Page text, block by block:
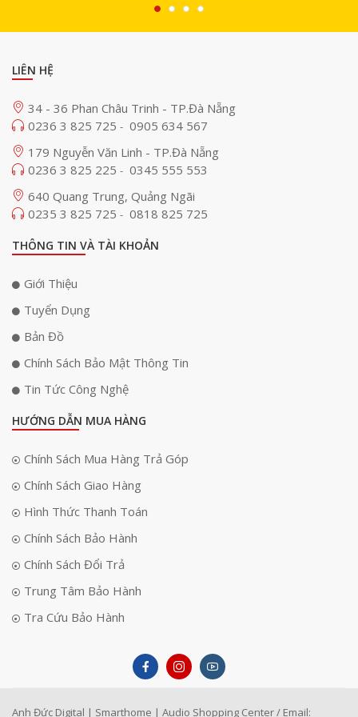
và ACLs
Bảo mật là yếu tố then chốt trong hệ thống mạng doanh nghiệp, và
Cisco C1200-24T-4G nổi bật nhờ tích hợp các tính năng bảo mật hàng
cho phép những người dùng được xác thực quyền truy cập. Tính năng
nghiệp cần đảm bảo rằng chỉ những người dùng được ủy quyền mới có
thể truy cập hệ thống.
(DoS),giúp bảo vệ mạng trước các mối đe dọa tấn công từ bên ngoài.
Điều này đảm bảo rằng mạng của bạn duy trì hoạt động ổn định và
quan trọng để quản lý các truy cập nhạy cảm và bảo vệ các tài nguyên
LIÊN HỆ
34 - 36 Phan Châu Trinh - TP.Đà Nẵng
0236 3 825 725 - 0905 634 567
179 Nguyễn Văn Linh - TP.Đà Nẵng
0236 3 825 225 - 0345 555 553
640 Quang Trung, Quảng Ngãi
0235 3 825 725 - 0818 825 725
THÔNG TIN VÀ TÀI KHOẢN
Giới Thiệu
Tuyển Dụng
Bản Đồ
Chính Sách Bảo Mật Thông Tin
Tin Tức Công Nghệ
HƯỚNG DẪN MUA HÀNG
Chính Sách Mua Hàng Trả Góp
Chính Sách Giao Hàng
Hình Thức Thanh Toán
Chính Sách Bảo Hành
Chính Sách Đổi Trả
Trung Tâm Bảo Hành
Tra Cứu Bảo Hành
Anh Đức Digital | Smarthome | Audio Shopping Center / Email: